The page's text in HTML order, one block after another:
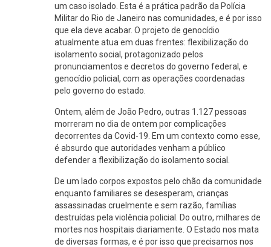
um caso isolado. Esta é a prática padrão da Polícia
Militar do Rio de Janeiro nas comunidades, e é por isso
que ela deve acabar. O projeto de genocídio
atualmente atua em duas frentes: flexibilização do
isolamento social, protagonizado pelos
pronunciamentos e decretos do governo federal, e
genocídio policial, com as operações coordenadas
pelo governo do estado.
Ontem, além de João Pedro, outras 1.127 pessoas
morreram no dia de ontem por complicações
decorrentes da Covid-19. Em um contexto como esse,
é absurdo que autoridades venham a público
defender a flexibilização do isolamento social.
De um lado corpos expostos pelo chão da comunidade
enquanto familiares se desesperam, crianças
assassinadas cruelmente e sem razão, famílias
destruídas pela violência policial. Do outro, milhares de
mortes nos hospitais diariamente. O Estado nos mata
de diversas formas, e é por isso que precisamos nos